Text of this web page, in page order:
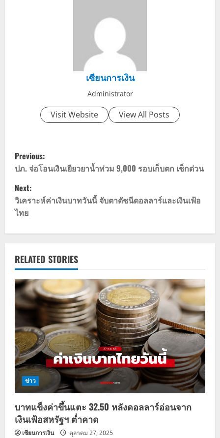
เซียนการเงิน
Administrator
Visit Website View All Posts
P
o
s
t
n
a
v
i
g
a
t
i
o
n
Previous:
ปภ. จ่อโอนเงินเยียวยาน้ำท่วม 9,000 รอบเก็บตก เช็กด่วน
Next:
วิเคราะห์ค่าเงินบาทวันนี้ จับตาดัชนีดอลลาร์และเงินเฟ้อ
ไทย
RELATED STORIES
ข่าว
บาทแข็งค่าขึ้นแตะ 32.50 หลังดอลลาร์อ่อนจาก
เงินเฟ้อสหรัฐฯ ต่ำคาด
เซียนการเงิน ตุลาคม 27, 2025